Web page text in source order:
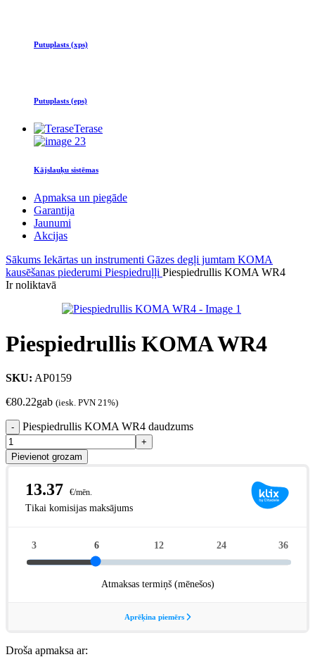
Putuplasts (xps)
Putuplasts (eps)
Terase
Kājslauķu sistēmas
Apmaksa un piegāde
Garantija
Jaunumi
Akcijas
Sākums Iekārtas un instrumenti Gāzes degļi jumtam KOMA
kausēšanas piederumi Piespiedruļļi Piespiedrullis KOMA WR4
Ir noliktavā
Piespiedrullis KOMA WR4
SKU: AP0159
€80.22gab (iesk. PVN 21%)
Piespiedrullis KOMA WR4 daudzums
Pievienot grozam
Droša apmaksa ar: